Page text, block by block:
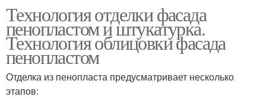
Технология отделки фасада
пенопластом и штукатурка.
Технология облицовки фасада
пенопластом
Отделка из пенопласта предусматривает несколько
этапов: